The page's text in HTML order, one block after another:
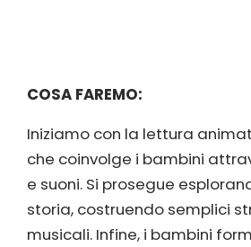
COSA FAREMO:
Iniziamo con la lettura
che coinvolge i bambini
e suoni. Si prosegue
storia, costruendo semplici
musicali. Infine, i bambini